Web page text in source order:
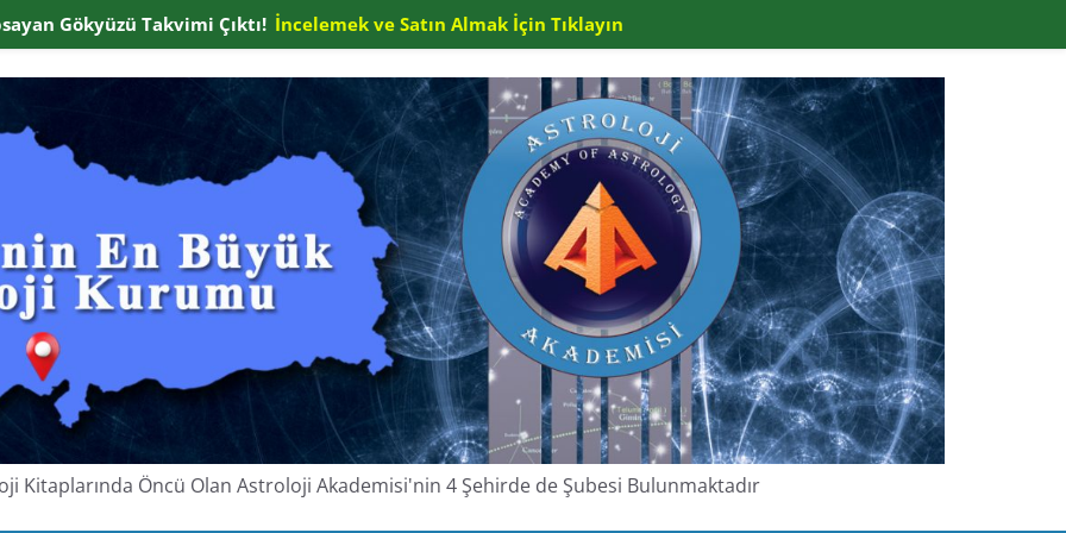
Kitaplarında Öncü Olan Astroloji Akademisi'nin 4 Şehirde de Şubesi Bulunmaktadır
Gökyüzü Takvimi Çıktı! İncelemek ve Satın Almak İçin Tıklayın